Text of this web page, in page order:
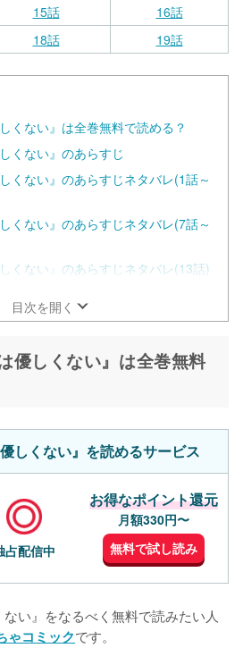
15話
16話
18話 19話
くない』は全巻無料で読める？
くない』のあらすじ
くない』のあらすじネタバレ(1話～
くない』のあらすじネタバレ(7話～
くない』のあらすじネタバレ(13話)
目次を開く
優しくない』は全巻無料
しくない』を読めるサービス
占配信中
お得なポイント還元
月額330円〜
無料で試し読み
い』をなるべく無料で読みたい人
ゃコミックです。